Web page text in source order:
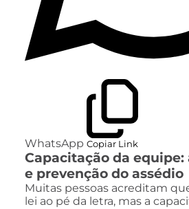
WhatsApp Copiar Link
Capacitação da
e prevenção do assédio
Muitas pessoas acreditam
lei ao pé da letra, mas a